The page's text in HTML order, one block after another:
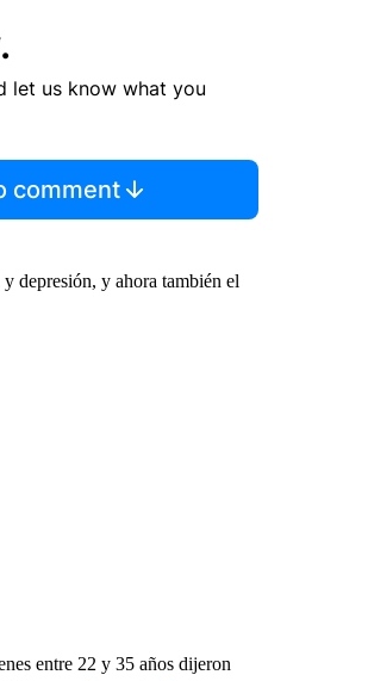
let us know what you
comment
depresión, y ahora también el
entre 22 y 35 años dijeron